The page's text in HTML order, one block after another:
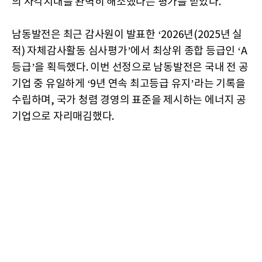
남동발전은 최근 감사원이 발표한 ‘2026년(2025년 실
적) 자체감사활동 심사평가’에서 최상위 종합 등급인 ‘A
등급’을 획득했다. 이번 선정으로 남동발전은 국내 전 공
기업 중 유일하게 ‘9년 연속 최고등급 유지’라는 기록을
수립하며, 국가 청렴 경영의 표준을 제시하는 에너지 공
기업으로 자리매김했다.